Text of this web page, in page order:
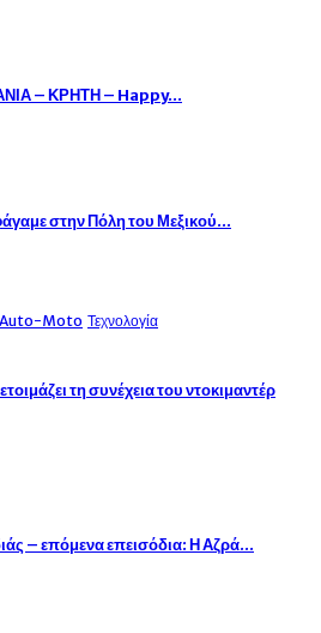
– ΚΡΗΤΗ – Happy…
στην Πόλη του Μεξικού…
Auto-Moto Τεχνολογία
τη συνέχεια του ντοκιμαντέρ
– επόμενα επεισόδια: Η Αζρά…